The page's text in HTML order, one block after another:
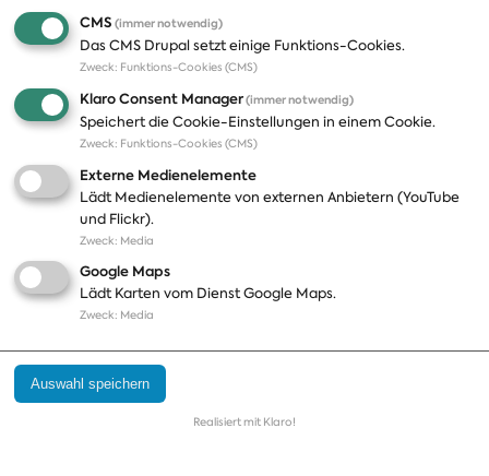
LAGE DER FRAKTION
Was tun, damit die Wirtschaft
wächst, Bernd?
Bernd Westphal über den Standort
Deutschland und Unionsforderungen aus
der Mottenkiste
Player
CMS (immer notwendig)
Das CMS Drupal setzt einige Funktions-Cookies.
Zweck: Funktions-Cookies (CMS)
Klaro Consent Manager(immer notwendig)
Speichert die Cookie-Einstellungen in einem Cookie.
Zweck: Funktions-Cookies (CMS)
Externe Medienelemente
Lädt Medienelemente von externen Anbietern (YouTube
und Flickr).
Zweck: Media
Google Maps
Lädt Karten vom Dienst Google Maps.
Zweck: Media
Auswahl speichern
Realisiert mit Klaro!